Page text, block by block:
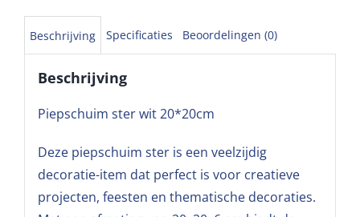
Beschrijving Specificaties Beoordelingen (0)
Beschrijving
Piepschuim ster wit 20*20cm
Deze piepschuim ster is een veelzijdig
decoratie-item dat perfect is voor creatieve
projecten, feesten en thematische decoraties.